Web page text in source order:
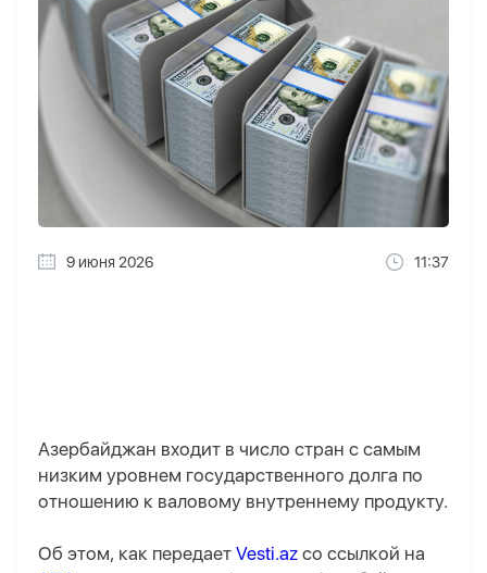
9 июня 2026 11:37
Азербайджан входит в число стран с самым
низким уровнем государственного долга по
отношению к валовому внутреннему продукту.
Об этом, как передает Vesti.az со ссылкой на